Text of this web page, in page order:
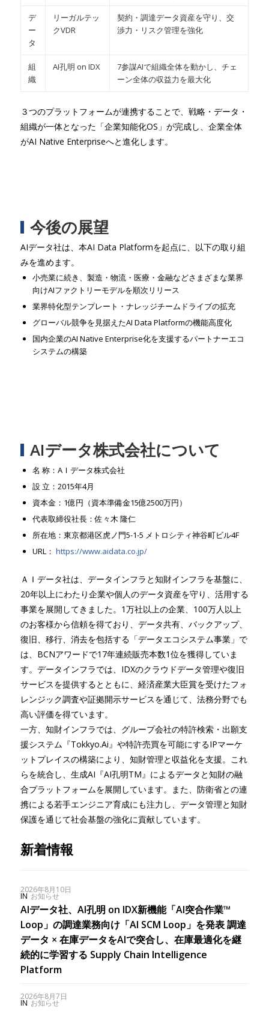
デ
ー
タ
リーガルテッ
クVDR
契約・調達データ資産を守り、交
渉力・リスク管理を強化
組
織
AI孔明 on IDX
7参謀AIで組織全体を動かし、チェ
ーン全体の収益力を最大化
３つのプラットフォームが連携することで、戦略・データ・
組織が一体となった「企業知能化OS」が完成し、企業全体
がAI Native Enterpriseへと進化します。
今後の展望
AIデータ社は、本AI Data Platformを起点に、以下の取り組
みを進めます。
小売業に続き、製造・物流・医療・金融などさまざまな業界
向けAIファクトリーモデルを順次リリース
業界特化型テンプレート・ナレッジチームドライブの拡充
グローバル競争を見据えたAI Data Platformの機能高度化
国内企業のAI Native Enterprise化を支援するパートナーエコ
システムの構築
AIデータ株式会社について
名 称：AＩデータ株式会社
設 立：2015年4月
資本金：1億円（資本準備金15億2500万円）
代表取締役社長：佐々木 隆仁
所在地：東京都港区虎ノ門5-1-5 メトロシティ神谷町ビル4F
URL： https://www.aidata.co.jp/
ＡＩデータ社は、データインフラと知財インフラを基盤に、
20年以上にわたり企業や個人のデータ資産を守り、活用する
事業を展開してきました。1万社以上の企業、100万人以上
のお客様から信頼を得ており、データ共有、バックアップ、
復旧、移行、消去を包括する「データエコシステム事業」で
は、BCNアワードで17年連続販売本数1位を獲得していま
す。データインフラでは、IDXのクラウドデータ管理や復旧
サービスを提供するとともに、経済産業大臣賞を受けたフォ
レンジック調査や証拠開示サービスを通じて、法務分野でも
高い評価を得ています。
一方、知財インフラでは、グループ会社の特許検索・出願支
援システム『Tokkyo.Ai』や特許売買を可能にするIPマーケ
ットプレイスの構築により、知財管理と収益化を支援。これ
らを統合し、生成AI『AI孔明TM』によるデータと知財の融
合プラットフォームを展開しています。また、防衛省との連
携による若手エンジニア育成にも注力し、データ管理と知財
保護を通じて社会基盤の強化に貢献しています。
新着情報
2026年8月10日
IN お知らせ
AIデータ社、AI孔明 on IDX新機能「AI突合作業™
Loop」の調達業務向け「AI SCM Loop」を発表 調達
データ × 在庫データをAIで突合し、在庫最適化を継
続的に学習する Supply Chain Intelligence
Platform
2026年8月7日
IN お知らせ